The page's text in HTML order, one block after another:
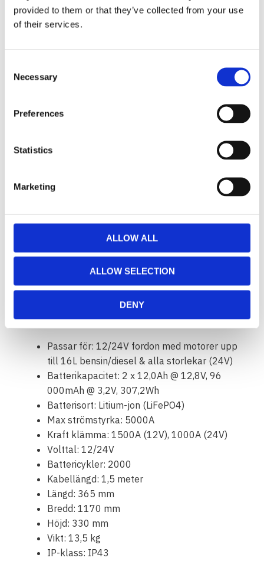
provided to them or that they’ve collected from your use
of their services.
Selection
Necessary
Preferences
Statistics
Marketing
ALLOW ALL
ALLOW SELECTION
DENY
inkluderar även en laddningsplatta. När Intelli-
Start används som starthjälp så behöver batteriet
med underhållsladdning. Batteriet håller i regel sin
laddning i ett år.
Projecta Intelli-Start är en tuff och tålig starthjälp,
av högsta kvalitet, som alltid är till hjälp när det
Egenskaper:
Säker användning med tydliga reglage och
skyddsfunktioner
kvalitet
Litium-jon-batteri som återställs på 40
sekunder efter starthjälp
Kan användas för att ladda mobiler, med
inbyggd ficklampa
Data:
Passar för: 12/24V fordon med motorer upp
till 16L bensin/diesel & alla storlekar (24V)
Batterikapacitet: 2 x 12,0Ah @ 12,8V, 96
000mAh @ 3,2V, 307,2Wh
Batterisort: Litium-jon (LiFePO4)
Max strömstyrka: 5000A
Kraft klämma: 1500A (12V), 1000A (24V)
Volttal: 12/24V
Battericykler: 2000
Kabellängd: 1,5 meter
Längd: 365 mm
Bredd: 1170 mm
Höjd: 330 mm
Vikt: 13,5 kg
IP-klass: IP43